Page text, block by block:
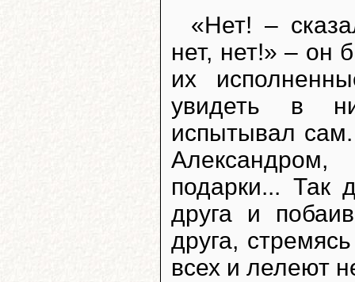
«Нет! –
нет, нет!» – он
их
увидеть в
испытывал
подарки... Так
друга и
друга,
всех и лелеют